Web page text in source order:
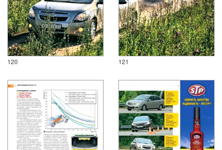
120 121